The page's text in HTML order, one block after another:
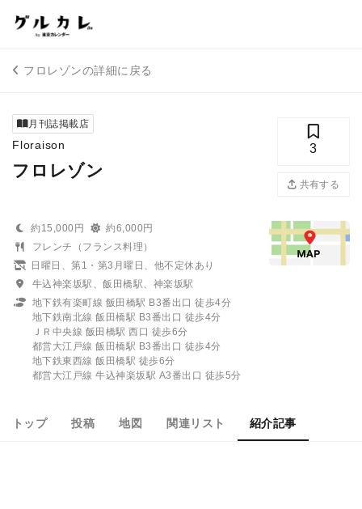
フロレゾンの詳細に戻る
月刊誌掲載店
Floraison
フロレゾン
3
共有する
約15,000円
約6,000円
フレンチ（フランス料理）
日曜日、第1・第3月曜日、他不定休あり
牛込神楽坂駅、飯田橋駅、神楽坂駅
地下鉄有楽町線 飯田橋駅 B3番出口 徒歩4分
地下鉄南北線 飯田橋駅 B3番出口 徒歩4分
ＪＲ中央線 飯田橋駅 西口 徒歩6分
都営大江戸線 飯田橋駅 B3番出口 徒歩4分
地下鉄東西線 飯田橋駅 徒歩6分
都営大江戸線 牛込神楽坂駅 A3番出口 徒歩5分
トップ 投稿 地図 関連リスト 紹介記事